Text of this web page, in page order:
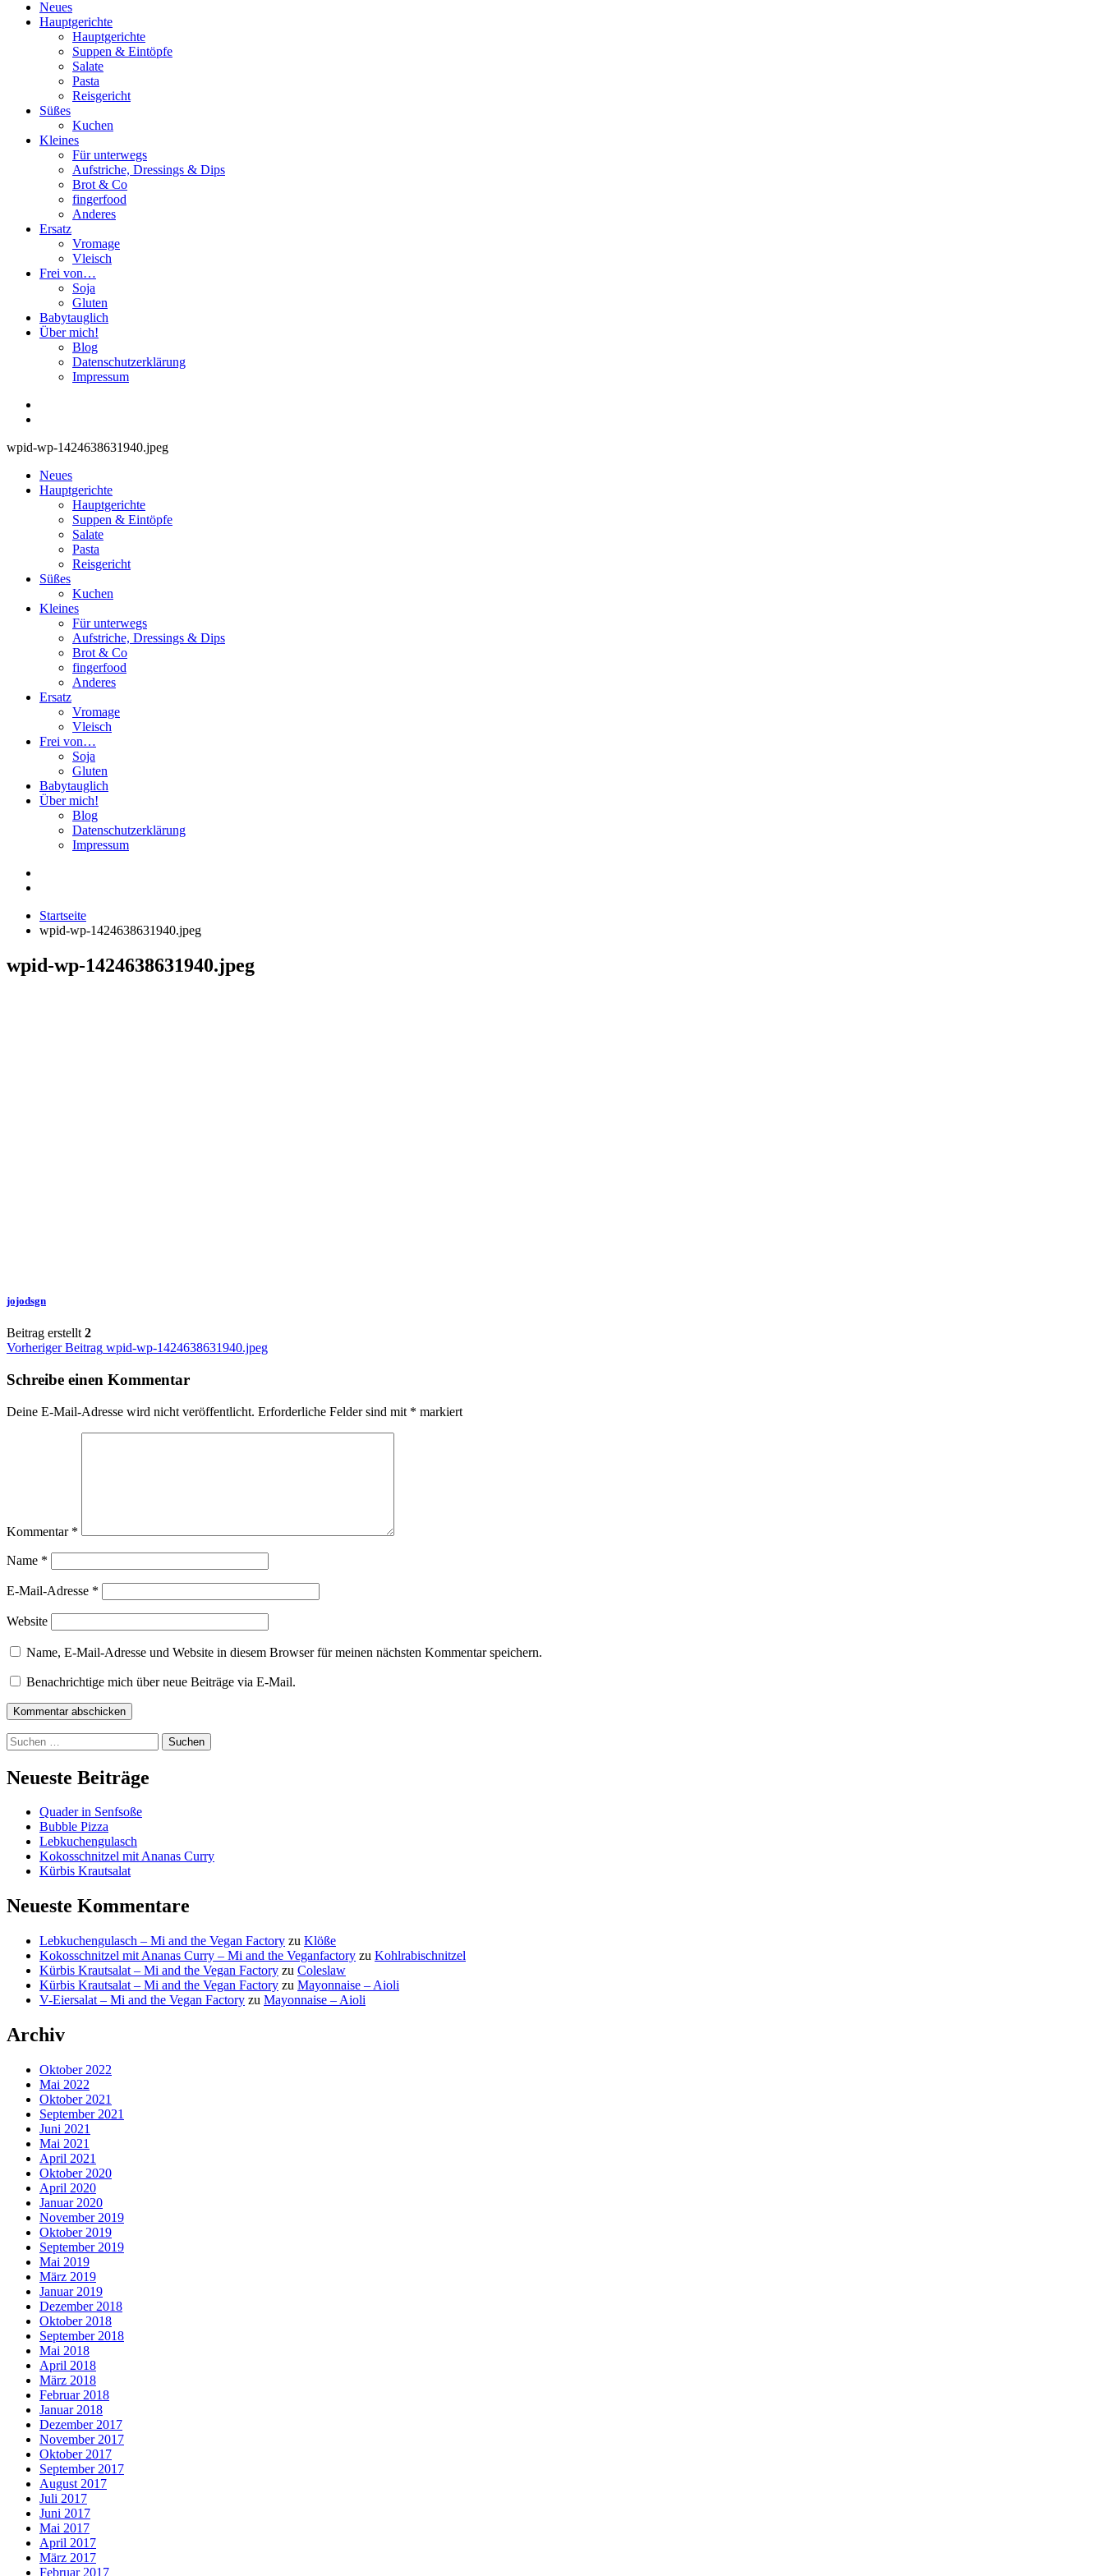
Neues
Hauptgerichte
Hauptgerichte
Suppen & Eintöpfe
Salate
Pasta
Reisgericht
Süßes
Kuchen
Kleines
Für unterwegs
Aufstriche, Dressings & Dips
Brot & Co
fingerfood
Anderes
Ersatz
Vromage
Vleisch
Frei von…
Soja
Gluten
Babytauglich
Über mich!
Blog
Datenschutzerklärung
Impressum
wpid-wp-1424638631940.jpeg
Neues
Hauptgerichte
Hauptgerichte
Suppen & Eintöpfe
Salate
Pasta
Reisgericht
Süßes
Kuchen
Kleines
Für unterwegs
Aufstriche, Dressings & Dips
Brot & Co
fingerfood
Anderes
Ersatz
Vromage
Vleisch
Frei von…
Soja
Gluten
Babytauglich
Über mich!
Blog
Datenschutzerklärung
Impressum
Startseite
wpid-wp-1424638631940.jpeg
wpid-wp-1424638631940.jpeg
jojodsgn
Beitrag erstellt 2
Beitragsnavigation
Vorheriger Beitrag wpid-wp-1424638631940.jpeg
Schreibe einen Kommentar
Deine E-Mail-Adresse wird nicht veröffentlicht. Erforderliche Felder sind mit * markiert
Kommentar *
Name *
E-Mail-Adresse *
Website
Name, E-Mail-Adresse und Website in diesem Browser für meinen nächsten Kommentar speichern.
Benachrichtige mich über neue Beiträge via E-Mail.
Kommentar abschicken
Suchen
nach:
Neueste Beiträge
Quader in Senfsoße
Bubble Pizza
Lebkuchengulasch
Kokosschnitzel mit Ananas Curry
Kürbis Krautsalat
Neueste Kommentare
Lebkuchengulasch – Mi and the Vegan Factory zu Klöße
Kokosschnitzel mit Ananas Curry – Mi and the Veganfactory zu Kohlrabischnitzel
Kürbis Krautsalat – Mi and the Vegan Factory zu Coleslaw
Kürbis Krautsalat – Mi and the Vegan Factory zu Mayonnaise – Aioli
V-Eiersalat – Mi and the Vegan Factory zu Mayonnaise – Aioli
Archiv
Oktober 2022
Mai 2022
Oktober 2021
September 2021
Juni 2021
Mai 2021
April 2021
Oktober 2020
April 2020
Januar 2020
November 2019
Oktober 2019
September 2019
Mai 2019
März 2019
Januar 2019
Dezember 2018
Oktober 2018
September 2018
Mai 2018
April 2018
März 2018
Februar 2018
Januar 2018
Dezember 2017
November 2017
Oktober 2017
September 2017
August 2017
Juli 2017
Juni 2017
Mai 2017
April 2017
März 2017
Februar 2017